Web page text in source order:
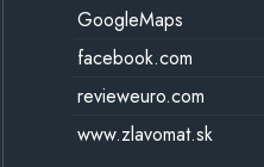
GoogleMaps
facebook.com
revieweuro.com
www.zlavomat.sk